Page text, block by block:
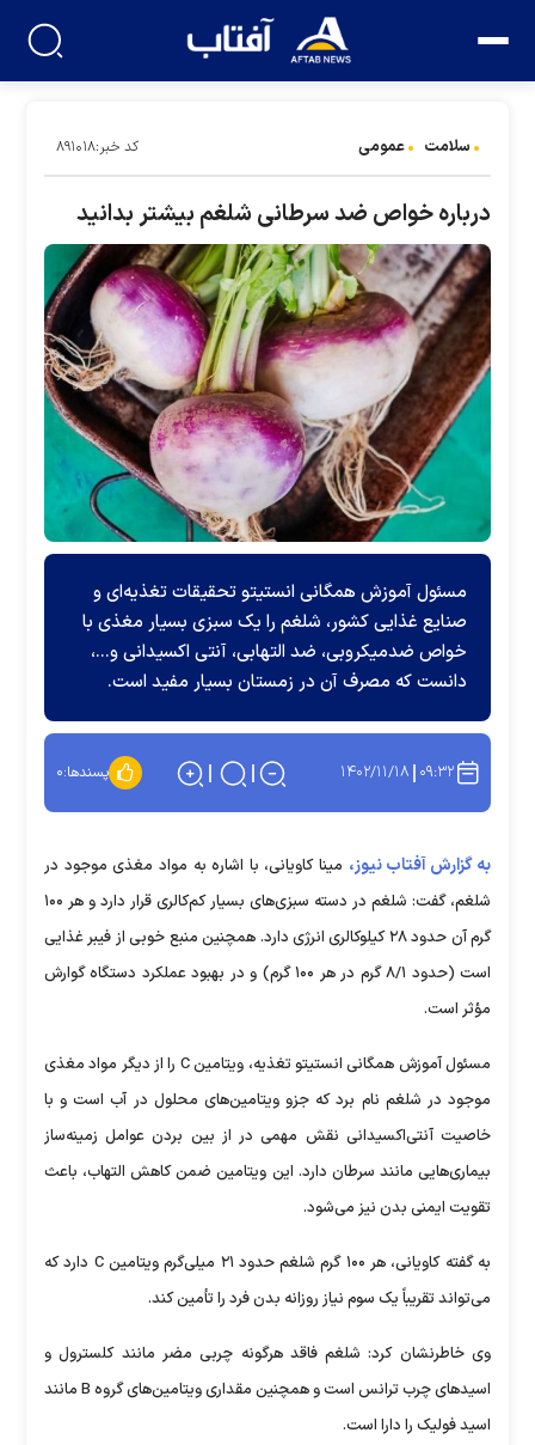
سلامت عمومی کد خبر:۸۹۱۰۱۸
درباره خواص ضد سرطانی شلغم بیشتر بدانید
مسئول آموزش همگانی انستیتو تحقیقات تغذیه‌ای و
صنایع غذایی کشور، شلغم را یک سبزی بسیار مغذی با
خواص ضدمیکروبی، ضد التهابی، آنتی اکسیدانی و...،
دانست که مصرف آن در زمستان بسیار مفید است.
۰۹:۳۲ ۱۴۰۲/۱۱/۱۸ پسندها:۰
به گزارش آفتاب نیوز، مینا کاویانی، با اشاره به مواد مغذی موجود در
شلغم، گفت: شلغم در دسته سبزی‌های بسیار کم‌کالری قرار دارد و هر ۱۰۰
گرم آن حدود ۲۸ کیلوکالری انرژی دارد. همچنین منبع خوبی از فیبر غذایی
است (حدود ۸/۱ گرم در هر ۱۰۰ گرم) و در بهبود عملکرد دستگاه گوارش
مؤثر است.
مسئول آموزش همگانی انستیتو تغذیه، ویتامین C را از دیگر مواد مغذی
موجود در شلغم نام برد که جزو ویتامین‌های محلول در آب است و با
خاصیت آنتی‌اکسیدانی نقش مهمی در از بین بردن عوامل زمینه‌ساز
بیماری‌هایی مانند سرطان دارد. این ویتامین ضمن کاهش التهاب، باعث
تقویت ایمنی بدن نیز می‌شود.
به گفته کاویانی، هر ۱۰۰ گرم شلغم حدود ۲۱ میلی‌گرم ویتامین C دارد که
می‌تواند تقریباً یک سوم نیاز روزانه بدن فرد را تأمین کند.
وی خاطرنشان کرد: شلغم فاقد هرگونه چربی مضر مانند کلسترول و
اسید‌های چرب ترانس است و همچنین مقداری ویتامین‌های گروه B مانند
اسید فولیک را دارا است.